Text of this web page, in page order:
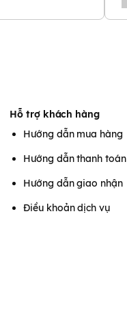
Hỗ trợ khách hàng
Hướng dẫn mua hàng
Hướng dẫn thanh toán
Hướng dẫn giao nhận
Điều khoản dịch vụ